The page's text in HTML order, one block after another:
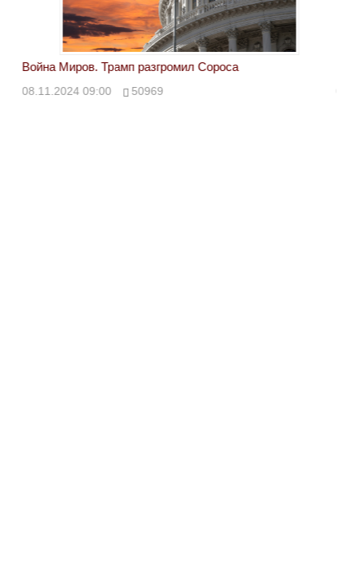
Война Миров. Трамп разгромил Сороса
08.11.2024 09:00 50969